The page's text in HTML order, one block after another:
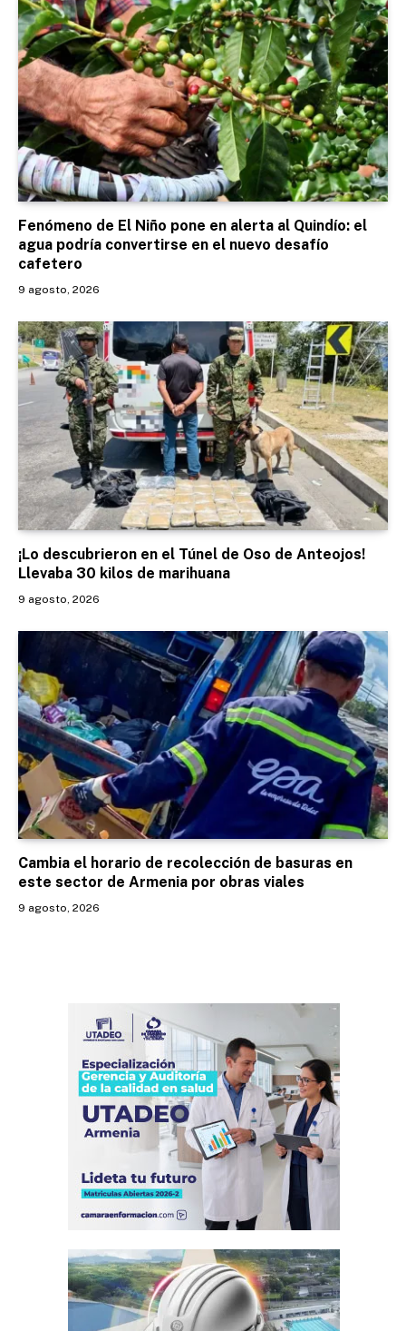
Fenómeno de El Niño pone en alerta al Quindío: el
agua podría convertirse en el nuevo desafío
cafetero
9 agosto, 2026
¡Lo descubrieron en el Túnel de Oso de Anteojos!
Llevaba 30 kilos de marihuana
9 agosto, 2026
Cambia el horario de recolección de basuras en
este sector de Armenia por obras viales
9 agosto, 2026